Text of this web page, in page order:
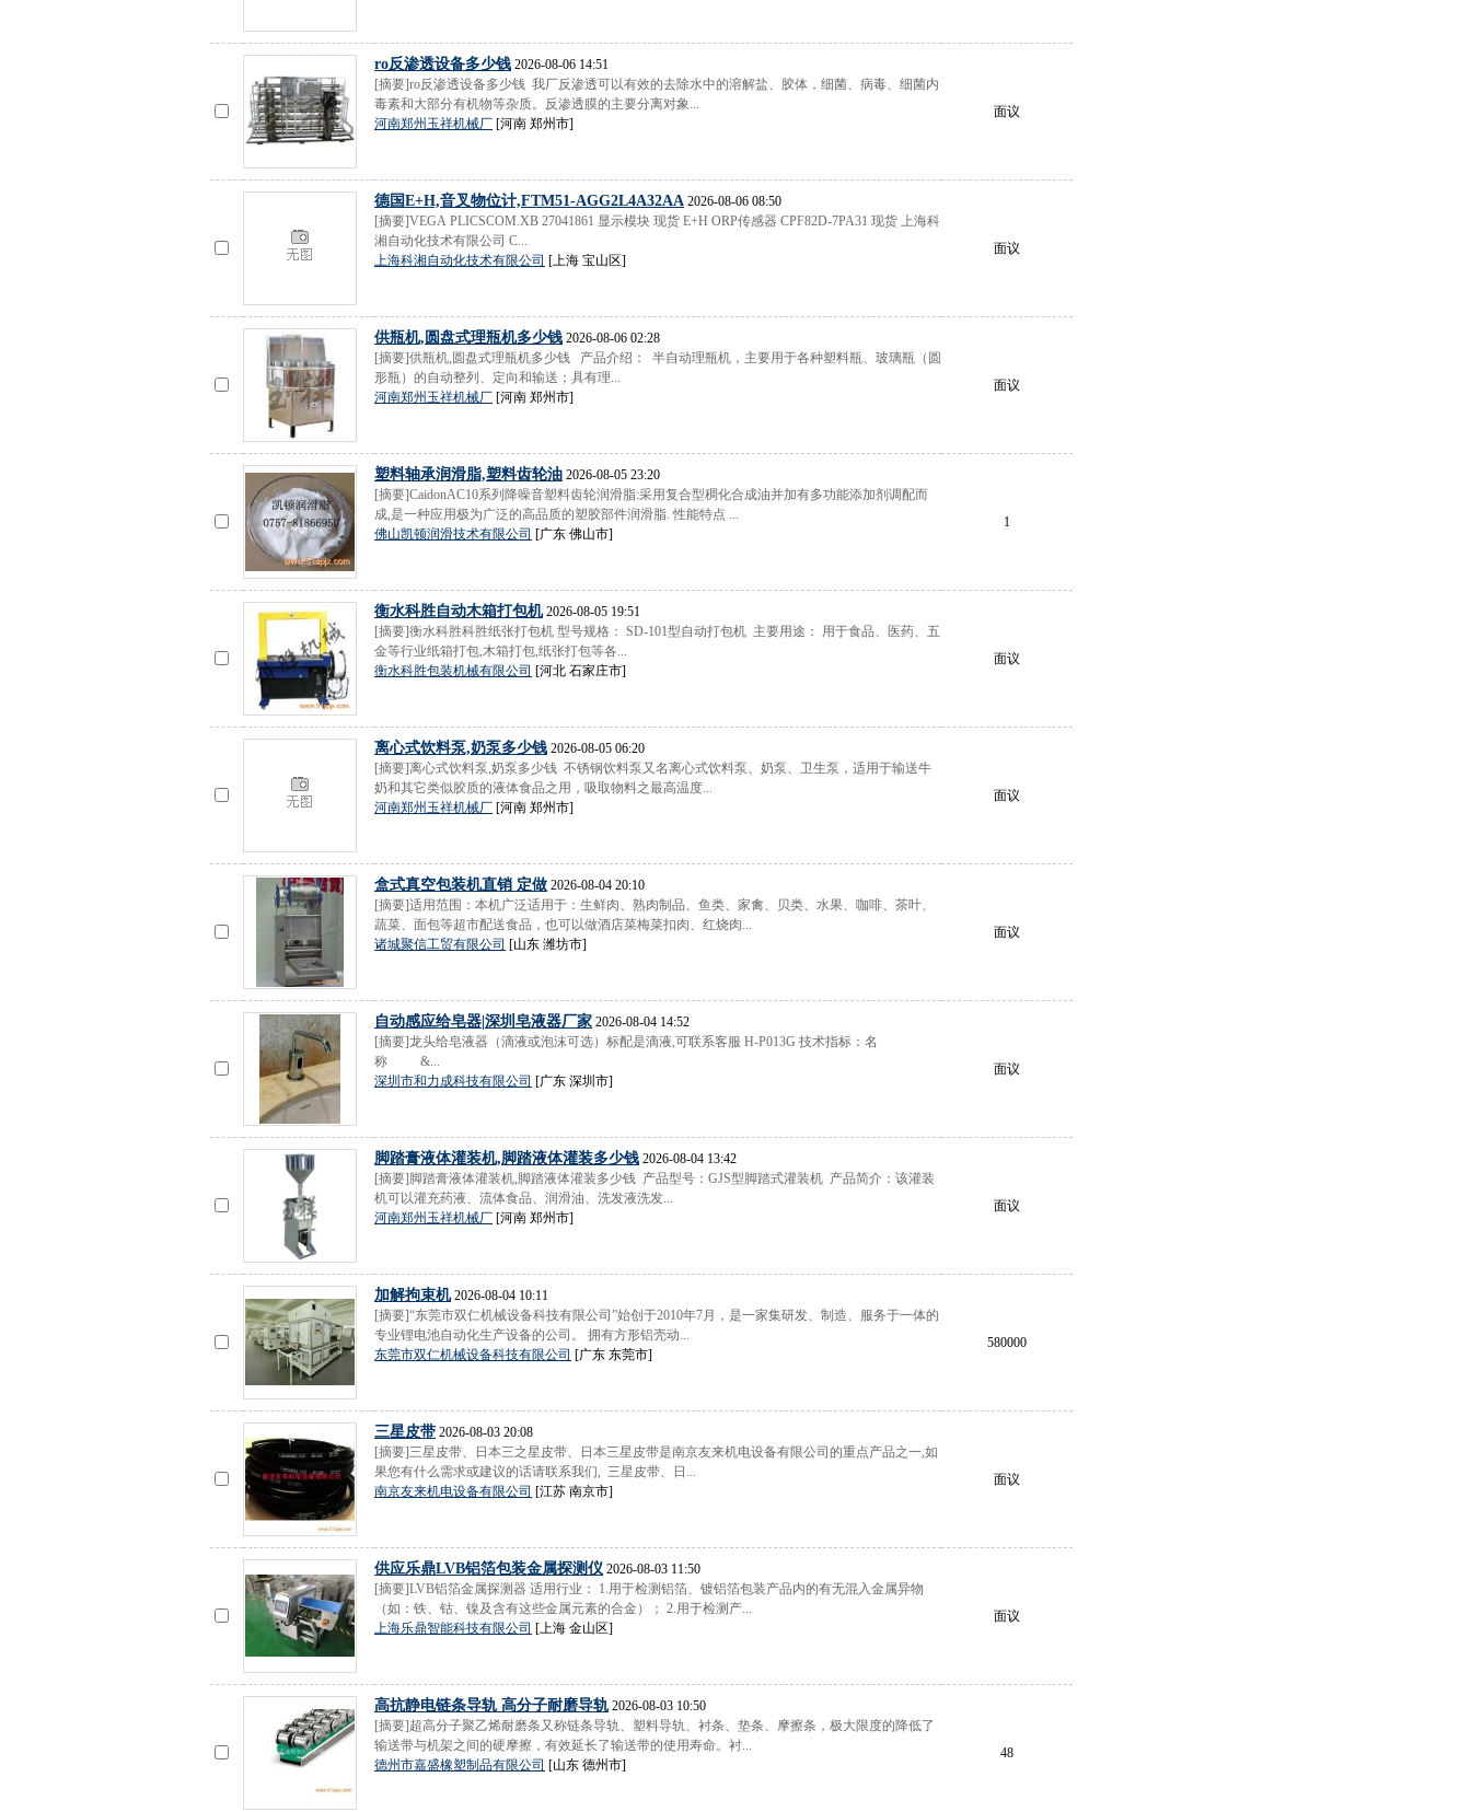
ro反渗透设备多少钱 2026-08-06 14:51
[摘要]ro反渗透设备多少钱 我厂反渗透可以有效的去除水中的溶解盐、胶体，细菌、病毒、细菌内
毒素和大部分有机物等杂质。反渗透膜的主要分离对象...
河南郑州玉祥机械厂 [河南 郑州市]
面议
德国E+H,音叉物位计,FTM51-AGG2L4A32AA 2026-08-06 08:50
[摘要]VEGA PLICSCOM.XB 27041861 显示模块 现货 E+H ORP传感器 CPF82D-7PA31 现货 上海科
湘自动化技术有限公司 C...
上海科湘自动化技术有限公司 [上海 宝山区]
面议
供瓶机,圆盘式理瓶机多少钱 2026-08-06 02:28
[摘要]供瓶机,圆盘式理瓶机多少钱 产品介绍： 半自动理瓶机，主要用于各种塑料瓶、玻璃瓶（圆
形瓶）的自动整列、定向和输送；具有理...
河南郑州玉祥机械厂 [河南 郑州市]
面议
塑料轴承润滑脂,塑料齿轮油 2026-08-05 23:20
[摘要]CaidonAC10系列降噪音塑料齿轮润滑脂:采用复合型稠化合成油并加有多功能添加剂调配而
成,是一种应用极为广泛的高品质的塑胶部件润滑脂. 性能特点 ...
佛山凯顿润滑技术有限公司 [广东 佛山市]
1
衡水科胜自动木箱打包机2026-08-05 19:51
[摘要]衡水科胜科胜纸张打包机 型号规格： SD-101型自动打包机 主要用途： 用于食品、医药、五
金等行业纸箱打包,木箱打包,纸张打包等各...
衡水科胜包装机械有限公司 [河北 石家庄市]
面议
离心式饮料泵,奶泵多少钱 2026-08-05 06:20
[摘要]离心式饮料泵,奶泵多少钱 不锈钢饮料泵又名离心式饮料泵、奶泵、卫生泵，适用于输送牛
奶和其它类似胶质的液体食品之用，吸取物料之最高温度...
河南郑州玉祥机械厂 [河南 郑州市]
面议
盒式真空包装机直销 定做 2026-08-04 20:10
[摘要]适用范围：本机广泛适用于：生鲜肉、熟肉制品、鱼类、家禽、贝类、水果、咖啡、茶叶、
蔬菜、面包等超市配送食品，也可以做酒店菜梅菜扣肉、红烧肉...
诸城聚信工贸有限公司 [山东 潍坊市]
面议
自动感应给皂器|深圳皂液器厂家 2026-08-04 14:52
[摘要]龙头给皂液器（滴液或泡沫可选）标配是滴液,可联系客服 H-P013G 技术指标：名
称 &...
深圳市和力成科技有限公司 [广东 深圳市]
面议
脚踏膏液体灌装机,脚踏液体灌装多少钱 2026-08-04 13:42
[摘要]脚踏膏液体灌装机,脚踏液体灌装多少钱 产品型号：GJS型脚踏式灌装机 产品简介：该灌装
机可以灌充药液、流体食品、润滑油、洗发液洗发...
河南郑州玉祥机械厂 [河南 郑州市]
面议
加解拘束机2026-08-04 10:11
[摘要]“东莞市双仁机械设备科技有限公司”始创于2010年7月，是一家集研发、制造、服务于一体的
专业锂电池自动化生产设备的公司。 拥有方形铝壳动...
东莞市双仁机械设备科技有限公司 [广东 东莞市]
580000
三星皮带 2026-08-03 20:08
[摘要]三星皮带、日本三之星皮带、日本三星皮带是南京友来机电设备有限公司的重点产品之一,如
果您有什么需求或建议的话请联系我们, 三星皮带、日...
南京友来机电设备有限公司 [江苏 南京市]
面议
供应乐鼎LVB铝箔包装金属探测仪 2026-08-03 11:50
[摘要]LVB铝箔金属探测器 适用行业： 1.用于检测铝箔、镀铝箔包装产品内的有无混入金属异物
（如：铁、钴、镍及含有这些金属元素的合金）； 2.用于检测产...
上海乐鼎智能科技有限公司 [上海 金山区]
面议
高抗静电链条导轨 高分子耐磨导轨 2026-08-03 10:50
[摘要]超高分子聚乙烯耐磨条又称链条导轨、塑料导轨、衬条、垫条、摩擦条，极大限度的降低了
输送带与机架之间的硬摩擦，有效延长了输送带的使用寿命。衬...
德州市嘉盛橡塑制品有限公司 [山东 德州市]
48